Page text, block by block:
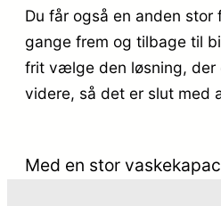
Du får også en anden
gange frem og tilbage til
frit vælge den løsning, der
videre, så det er slut med
Med en stor